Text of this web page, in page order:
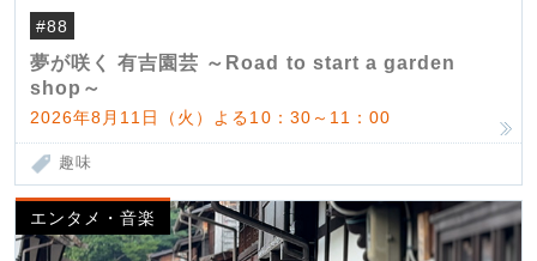
#88
夢が咲く 有吉園芸 ～Road to start a garden
shop～
2026年8月11日（火）よる10：30～11：00
趣味
エンタメ・音楽